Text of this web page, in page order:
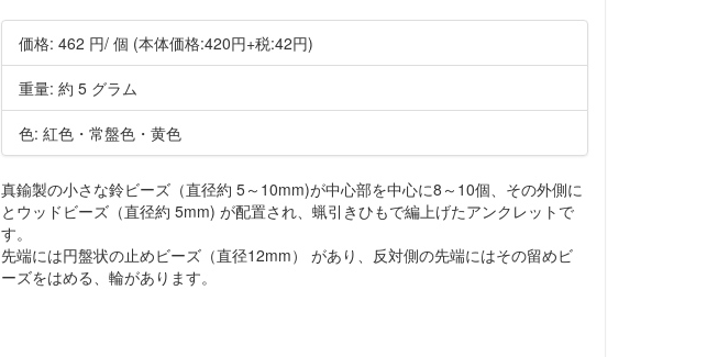
価格:462 円/ 個 (本体価格:420円+税:42円)
重量: 約 5 グラム
色: 紅色・常盤色・黄色
真鍮製の小さな鈴ビーズ（直径約 5～10mm)が中心部を中心に8～10個、その外側に
とウッドビーズ（直径約 5mm) が配置され、蝋引きひもで編上げたアンクレットで
す。
先端には円盤状の止めビーズ（直径12mm） があり、反対側の先端にはその留めビ
ーズをはめる、輪があります。